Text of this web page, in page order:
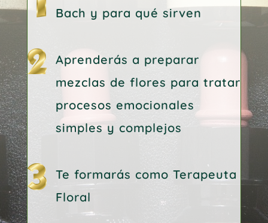
Bach y para qué sirven
Aprenderás a preparar
mezclas de flores para tratar
procesos emocionales
simples y complejos
Te formarás como Terapeuta
Floral